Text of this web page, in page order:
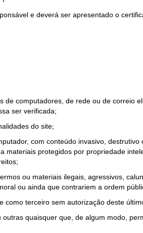
e deverá ser apresentado o
computadores, de rede ou de correio
ser verificada;
do site;
com conteúdo invasivo,
materiais protegidos por propriedade
ou materiais ilegais, agressivos,
ou ainda que contrariem a ordem
como terceiro sem autorização deste
quaisquer que, de algum modo,